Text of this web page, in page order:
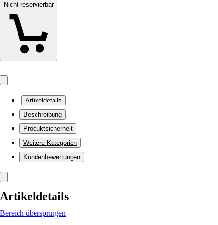
Nicht reservierbar
Artikeldetails
Beschreibung
Produktsicherheit
Weitere Kategorien
Kundenbewertungen
Artikeldetails
Bereich überspringen